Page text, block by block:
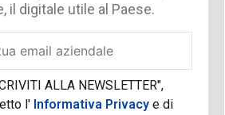
il digitale utile al Paese.
ALLA NEWSLETTER",
l'Informativa Privacy e di